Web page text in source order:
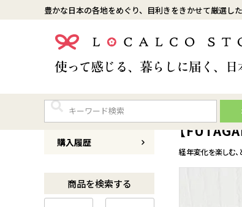
豊かな日本の各地をめぐり、目利きをきかせて厳選し
購入履歴
商品を検索する
経年変化を楽しむ
【
0201-FG-